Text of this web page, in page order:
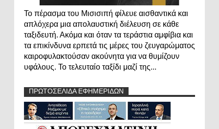
Το πέρασμα του Μισισιπή φίλευε αισθαντικά και
απλόχερα μια απολαυστική διέλευση σε κάθε
ταξιδευτή. Ακόμα και όταν τα τεράστια αμφίβια και
τα επικίνδυνα ερπετά τις μέρες του ζευγαρώματος
καιροφυλακτούσαν ακούνητα για να θυμίζουν
υφάλους. Το τελευταίο ταξίδι μαζί της...
ΠΡΩΤΟΣΕΛΙΔΑ ΕΦΗΜΕΡΙΔΩΝ